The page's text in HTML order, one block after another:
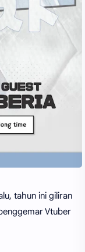
tahun ini giliran
Vtuber